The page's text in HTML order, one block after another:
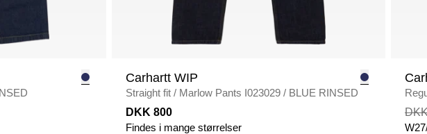
Carhartt WIP
Straight fit / Marlow Pants I023029 / BLUE RINSED
DKK 800
Findes i mange størrelser